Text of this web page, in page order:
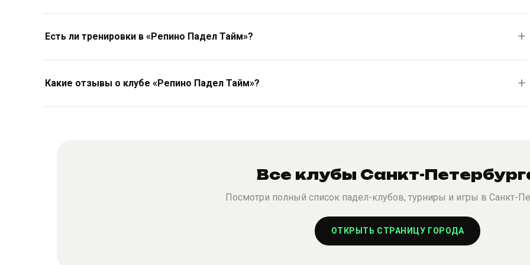
Есть ли тренировки в «Репино Падел Тайм»?
Какие отзывы о клубе «Репино Падел Тайм»?
Все клубы Санкт-
Посмотри полный список падел-клубов, турниры и игры в Санкт-
ОТКРЫТЬ СТРАНИЦУ ГОРОДА